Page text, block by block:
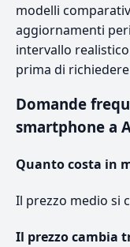
modelli
aggiornamenti
intervallo
prima di
Domande
smartphone a
Quanto costa in
Il prezzo medio si
Il prezzo cambia